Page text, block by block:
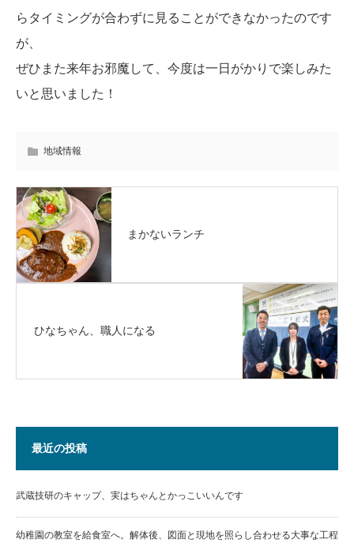
らタイミングが合わずに見ることができなかったのです
が、
ぜひまた来年お邪魔して、今度は一日がかりで楽しみた
いと思いました！
地域情報
まかないランチ
ひなちゃん、職人になる
最近の投稿
武蔵技研のキャップ、実はちゃんとかっこいいんです
幼稚園の教室を給食室へ。解体後、図面と現地を照らし合わせる大事な工程